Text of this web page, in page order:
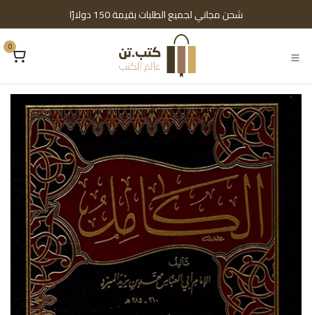
شحن مجاني لجميع الطلبات بقيمة 150 دولارًا
0